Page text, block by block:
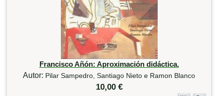
Francisco Añón: Aproximación didáctica.
Autor: Pilar Sampedro, Santiago Nieto e Ramon Blanco
10,00 €